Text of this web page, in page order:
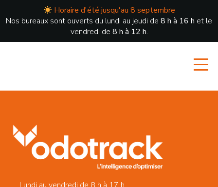
Horaire d'été jusqu'au 8 septembre
Nos bureaux sont ouverts du lundi au jeudi de 8 h à 16 h et le
vendredi de 8 h à 12 h.